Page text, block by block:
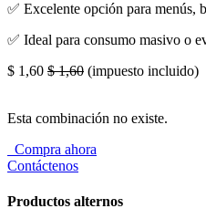
✅ Excelente opción para menús,
✅ Ideal para consumo masivo o
$ 1,60 $1,60 (impuesto incluido)
Esta combinación no existe.
Compra ahora
Contáctenos
Productos alternos